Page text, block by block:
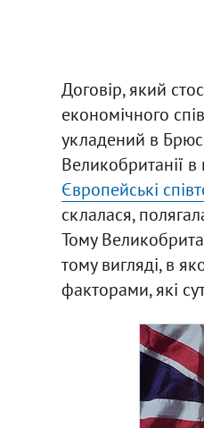
Договір, який
економічного
укладений в
Великобританії
Європейські
склалася,
Тому
тому вигляді, в
факторами, які